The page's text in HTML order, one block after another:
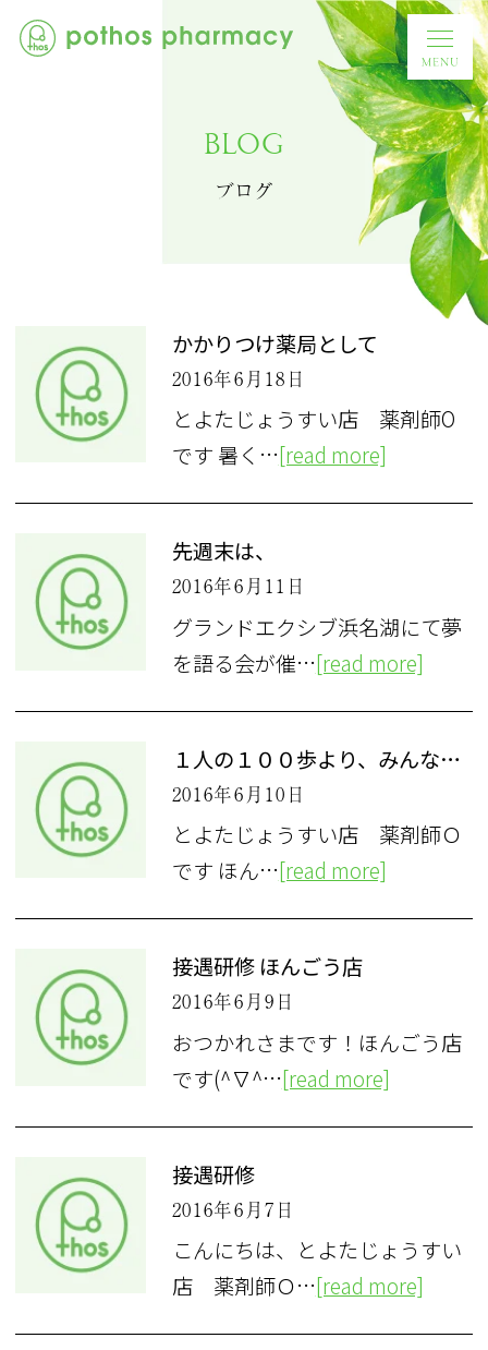
BLOG
ブログ
かかりつけ薬局として
2016年6月18日
とよたじょうすい店 薬剤師O
です 暑く…[read more]
先週末は、
2016年6月11日
グランドエクシブ浜名湖にて夢
を語る会が催…[read more]
１人の１００歩より、みんなの１歩
2016年6月10日
とよたじょうすい店 薬剤師Ｏ
です ほん…[read more]
接遇研修 ほんごう店
2016年6月9日
おつかれさまです！ほんごう店
です(^∇^…[read more]
接遇研修
2016年6月7日
こんにちは、とよたじょうすい
店 薬剤師Ｏ…[read more]